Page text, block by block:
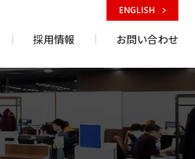
採用情報 お問い合わせ
ENGLISH